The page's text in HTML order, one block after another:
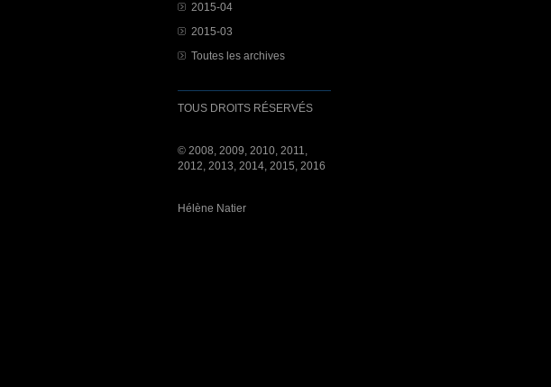
2015-04
2015-03
Toutes les archives
TOUS DROITS RÉSERVÉS
© 2008, 2009, 2010, 2011,
2012, 2013, 2014, 2015, 2016
Hélène Natier